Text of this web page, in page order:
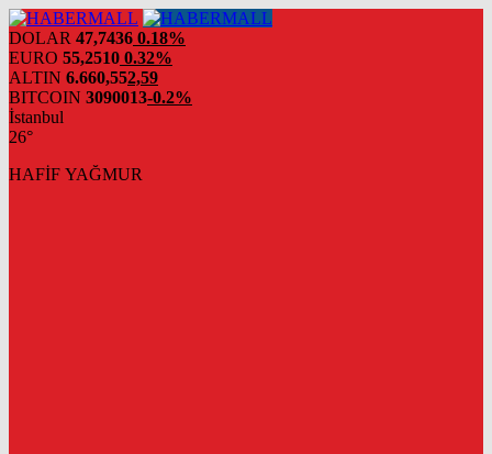
DOLAR 47,7436 0.18%
EURO 55,2510 0.32%
ALTIN 6.660,552,59
BITCOIN 3090013-0.2%
İstanbul
26°
HAFİF YAĞMUR